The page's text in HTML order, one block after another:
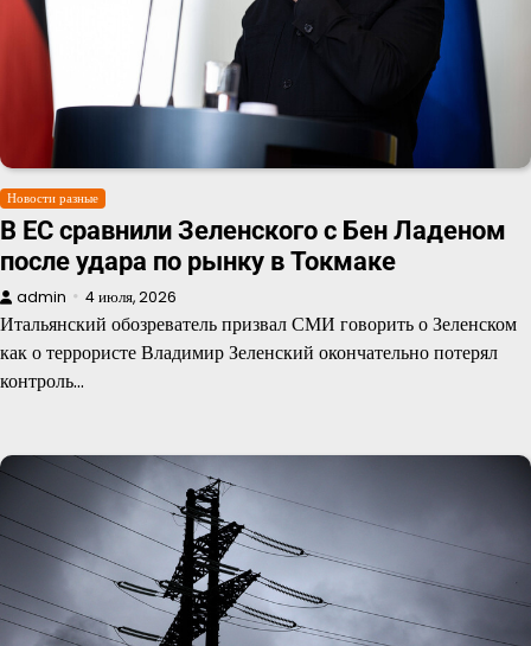
Новости разные
В ЕС сравнили Зеленского с Бен Ладеном
после удара по рынку в Токмаке
admin 4 июля, 2026
Итальянский обозреватель призвал СМИ говорить о Зеленском
как о террористе Владимир Зеленский окончательно потерял
контроль…